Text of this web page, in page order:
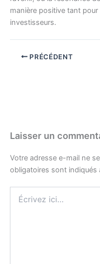
manière positive tant
investisseurs.
PRÉCÉDENT
Laisser un
Votre adresse e-mail ne
obligatoires sont indiqués
ici…